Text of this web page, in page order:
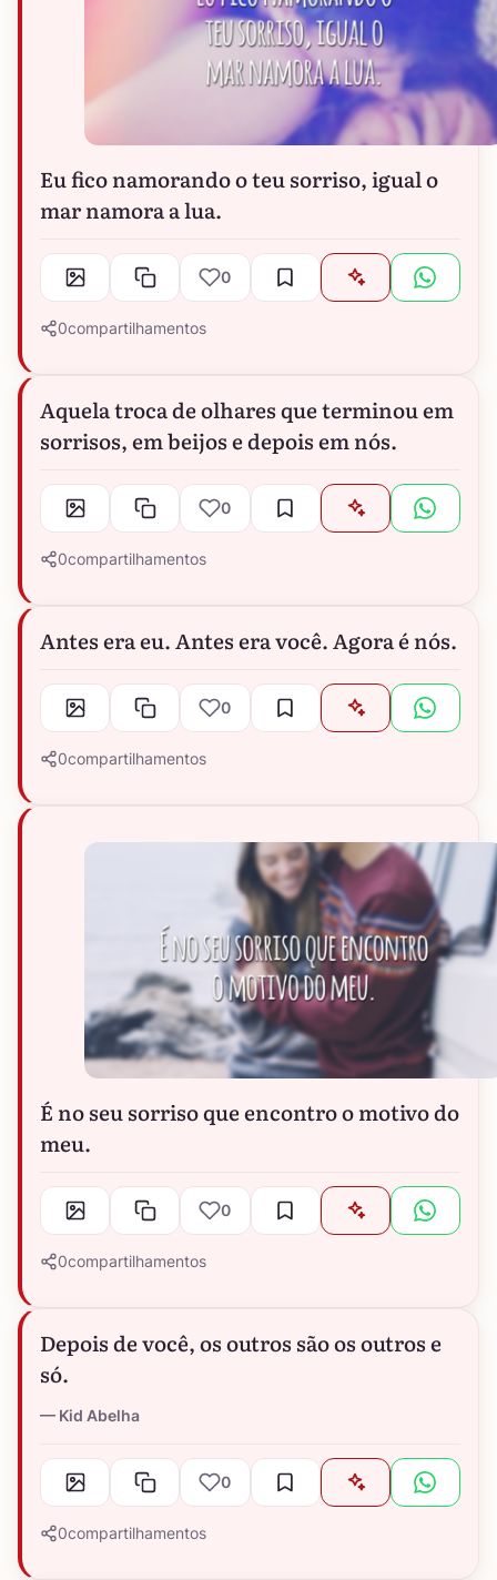
Eu fico namorando o teu sorriso, igual o
mar namora a lua.
0
0compartilhamentos
Aquela troca de olhares que terminou em
sorrisos, em beijos e depois em nós.
0
0compartilhamentos
Antes era eu. Antes era você. Agora é nós.
0
0compartilhamentos
É no seu sorriso que encontro o motivo do
meu.
0
0compartilhamentos
Depois de você, os outros são os outros e
só.
Kid Abelha
0
0compartilhamentos